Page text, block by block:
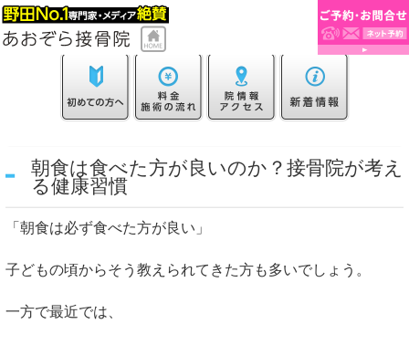
朝食は食べた方が良いのか？接骨院が考え
る健康習慣
「朝食は必ず食べた方が良い」
子どもの頃からそう教えられてきた方も多いでしょう。
一方で最近では、